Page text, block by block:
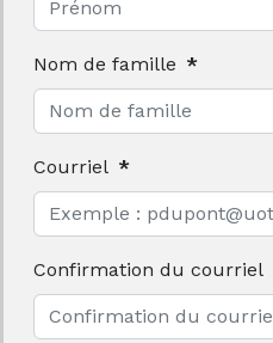
Nom de famille *
Courriel *
Confirmation du courriel